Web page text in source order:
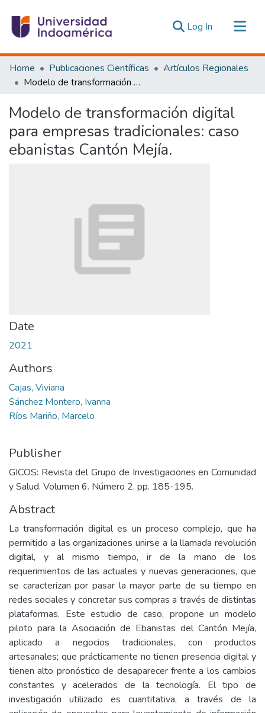
Log In (current)
Communities & Collections
All of DSpace
Estadísticas Externas
Home Publicaciones Científicas
Artículos Regionales
Modelo de transformación digital para empresas tradicionales: caso ebanistas Cantón Mejía.
Modelo de transformación digital
para empresas tradicionales: caso
ebanistas Cantón Mejía.
Date
2021
Authors
Cajas, Viviana
Sánchez Montero, Ivanna
Ríos Mariño, Marcelo
Publisher
GICOS: Revista del Grupo de Investigaciones en Comunidad
y Salud. Volumen 6. Número 2, pp. 185-195.
Abstract
La transformación digital es un proceso complejo, que ha
permitido a las organizaciones unirse a la llamada revolución
digital, y al mismo tiempo, ir de la mano de los
requerimientos de las actuales y nuevas generaciones, que
se caracterizan por pasar la mayor parte de su tiempo en
redes sociales y concretar sus compras a través de distintas
plataformas. Este estudio de caso, propone un modelo
piloto para la Asociación de Ebanistas del Cantón Mejía,
aplicado a negocios tradicionales, con productos
artesanales; que prácticamente no tienen presencia digital y
tienen alto pronóstico de desaparecer frente a los cambios
constantes y acelerados de la tecnología. El tipo de
investigación utilizado es cuantitativa, a través de la